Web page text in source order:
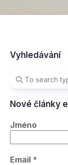
Vyhledávání
Nové články
Jméno
Email *